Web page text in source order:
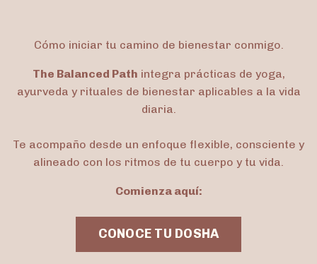
Cómo iniciar tu camino de bienestar conmigo.
The Balanced Path integra prácticas de yoga,
ayurveda y rituales de bienestar aplicables a la vida
diaria.
Te acompaño desde un enfoque flexible, consciente y
alineado con los ritmos de tu cuerpo y tu vida.
Comienza aquí:
CONOCE TU DOSHA